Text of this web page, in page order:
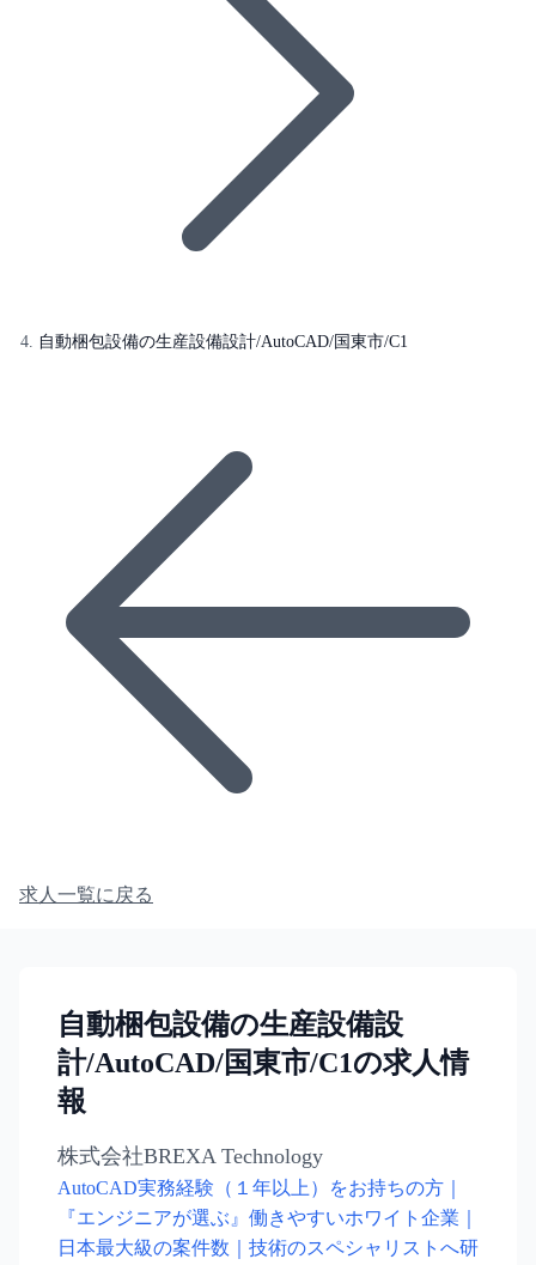
自動梱包設備の生産設備設計/AutoCAD/国東市/C1
求人一覧に戻る
自動梱包設備の生産設備設
計/AutoCAD/国東市/C1の求人情
報
株式会社BREXA Technology
AutoCAD実務経験（１年以上）をお持ちの方｜
『エンジニアが選ぶ』働きやすいホワイト企業｜
日本最大級の案件数｜技術のスペシャリストへ研